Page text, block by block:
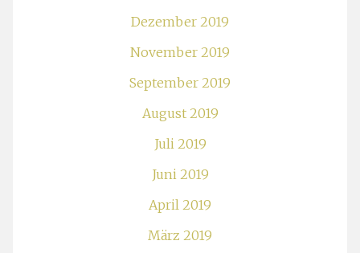
Dezember 2019
November 2019
September 2019
August 2019
Juli 2019
Juni 2019
April 2019
März 2019